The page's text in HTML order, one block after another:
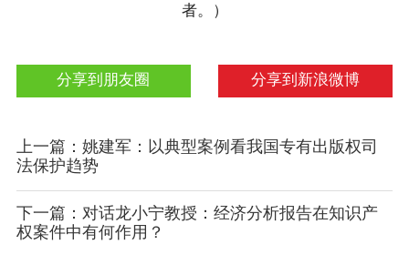
者。）
分享到新浪微博
分享到朋友圈
上一篇：姚建军：以典型案例看我国专有出版权司
法保护趋势
下一篇：对话龙小宁教授：经济分析报告在知识产
权案件中有何作用？